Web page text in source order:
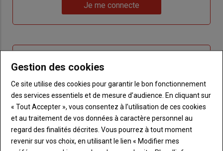
de
me
Je me connecte
titre
TITRE CRÉEZ UN COMPTE
BodyChoisissez votre formule et créez votre
compte pour accéder à tout Terre de
Touraine.
Lien Créez un compte
Gestion des cookies
Ce site utilise des cookies pour garantir le bon fonctionnement
des services essentiels et de mesure d’audience. En cliquant sur
« Tout Accepter », vous consentez à l’utilisation de ces cookies
et au traitement de vos données à caractère personnel au
regard des finalités décrites. Vous pourrez à tout moment
revenir sur vos choix, en utilisant le lien « Modifier mes